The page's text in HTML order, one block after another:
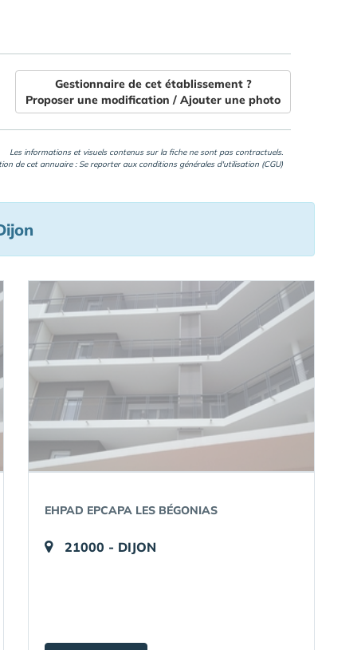
Gestionnaire de cet établissement ?
Proposer une modification / Ajouter une photo
Les informations et visuels contenus sur la fiche ne sont pas contractuels.
de cet annuaire : Se reporter aux conditions générales d'utilisation (CGU)
EHPAD EPCAPA LES BÉGONIAS
21000 - DIJON